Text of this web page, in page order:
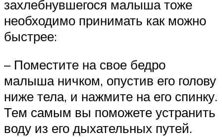
захлебнувшегося малыша тоже
необходимо принимать как можно
быстрее:
– Поместите на свое бедро
малыша ничком, опустив его голову
ниже тела, и нажмите на его спинку.
Тем самым вы поможете устранить
воду из его дыхательных путей.